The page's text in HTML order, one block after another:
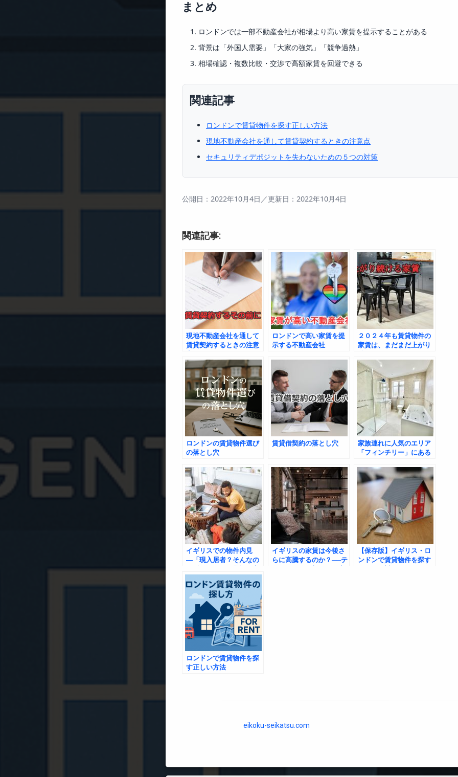
まとめ
ロンドンでは一部不動産会社が相場より高い家賃を提示することがある
背景は「外国人需要」「大家の強気」「競争過熱」
相場確認・複数比較・交渉で高額家賃を回避できる
関連記事
ロンドンで賃貸物件を探す正しい方法
現地不動産会社を通して賃貸契約するときの注意点
セキュリティデポジットを失わないための５つの対策
公開日：2022年10月4日／更新日：2022年10月4日
関連記事:
現地不動産会社を通して
賃貸契約するときの注意
ロンドンで高い家賃を提
示する不動産会社
２０２４年も賃貸物件の
家賃は、まだまだ上がり
ロンドンの賃貸物件選び
の落とし穴
賃貸借契約の落とし穴
家族連れに人気のエリア
「フィンチリー」にある
イギリスでの物件内見
―「現入居者？そんなの
イギリスの家賃は今後さ
らに高騰するのか？──テ
【保存版】イギリス・ロ
ンドンで賃貸物件を探す
ロンドンで賃貸物件を探
す正しい方法
eikoku-seikatsu.com